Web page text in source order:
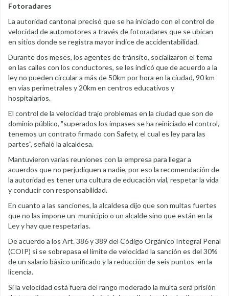
Fotoradares
La autoridad cantonal precisó que se ha iniciado con el control de
velocidad de automotores a través de fotoradares que se ubican
en sitios donde se registra mayor índice de accidentabilidad.
Durante dos meses, los agentes de tránsito, socializaron el tema
en las calles con los conductores, se les indicó que de acuerdo a la
ley no pueden circular a más de 50km por hora en la ciudad, 90 km
en vías perimetrales y 20km en centros educativos y
hospitalarios.
El control de la velocidad trajo problemas en la ciudad que son de
dominio público, "superados los impases se ha reiniciado el control,
tenemos un contrato firmado con Safety, el cual es ley para las
partes", señaló la alcaldesa.
Mantuvieron varias reuniones con la empresa para llegar a
acuerdos que no perjudiquen a nadie, por eso la recomendación de
la autoridad es tener una cultura de educación vial, respetar la vida
y conducir con responsabilidad.
En cuanto a las sanciones, la alcaldesa dijo que son multas fuertes
que no las impone un municipio o un alcalde sino que están en la
Ley y hay que respetarlas.
De acuerdo a los Art. 386 y 389 del Código Orgánico Integral Penal
(COIP) si se sobrepasa el límite de velocidad la sanción es del 30%
de un salario básico unificado y la reducción de seis puntos en la
licencia.
Si la velocidad está fuera del rango moderado la multa será prisión